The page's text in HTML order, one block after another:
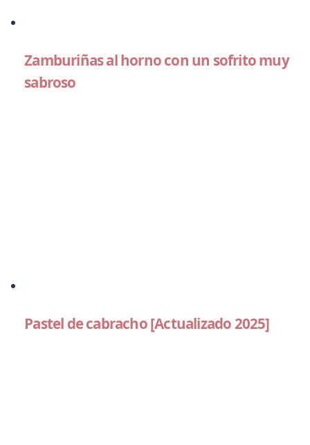
Zamburiñas al horno con un sofrito muy
sabroso
Pastel de cabracho [Actualizado 2025]